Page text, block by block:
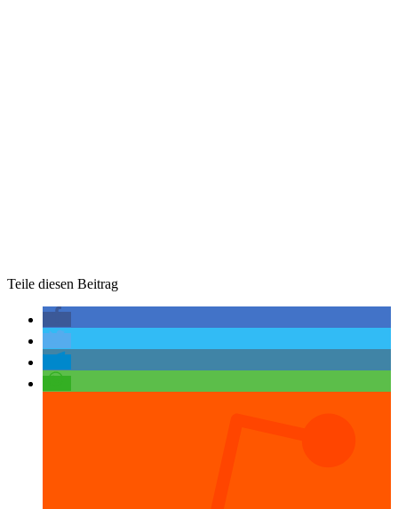
Teile diesen Beitrag